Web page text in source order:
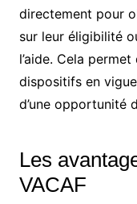
directement pour
sur leur éligibilité
l’aide. Cela
dispositifs en
d’une opportunité
Les
VACAF